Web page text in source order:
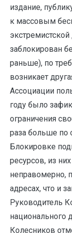
издание,
к массовым
заблокирован
раньше), по
возникает
Ассоциации
году было
ограничения
раза больше по
Блокировке
ресурсов, из
неправомерно,
адресах, что и
Руководитель
национального
Колесников